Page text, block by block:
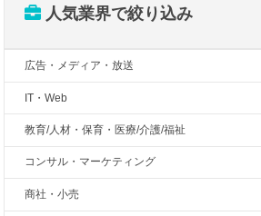
人気業界で絞り込み
広告・メディア・放送
IT・Web
教育/人材・保育・医療/介護/福祉
コンサル・マーケティング
商社・小売